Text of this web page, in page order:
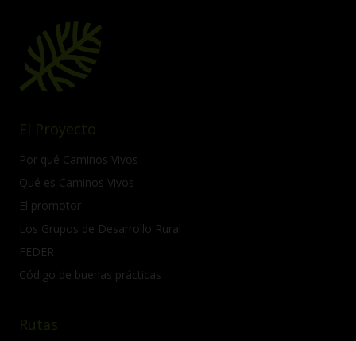
El Proyecto
Por qué Caminos Vivos
Qué es Caminos Vivos
El promotor
Los Grupos de Desarrollo Rural
FEDER
Código de buenas prácticas
Rutas